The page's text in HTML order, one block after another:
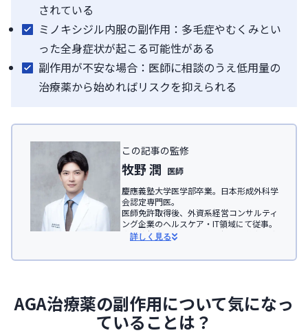
されている
ミノキシジル内服の副作用：多毛症やむくみとい
った全身症状が起こる可能性がある
副作用が不安な場合：医師に相談のうえ低用量の
治療薬から始めればリスクを抑えられる
この記事の監修
牧野 潤 医師
慶應義塾大学医学部卒業。日本形成外科学
会認定専門医。
医師免許取得後、外資系経営コンサルティ
ング企業のヘルスケア・IT領域にて従事。
慶應義塾大学医学部助教を経て、美容医療
日本美容外科学会(JSAPS)
詳しく見る
AGA治療薬の副作用について気になっ
ていることは？